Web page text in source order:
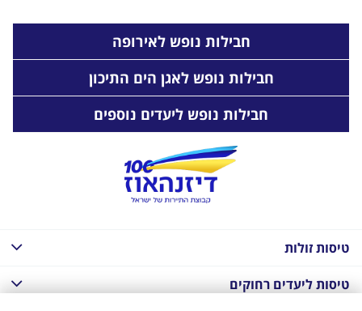
חבילות נופש לאירופה
חבילות נופש לאגן הים התיכון
חבילות נופש ליעדים נוספים
טיסות זולות
טיסות ליעדים רחוקים